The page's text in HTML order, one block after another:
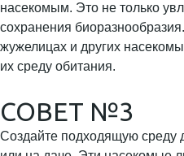
насекомым. Это не только
сохранения
жужелицах и других
их среду обитания.
СОВЕТ №3
Создайте подходящую среду